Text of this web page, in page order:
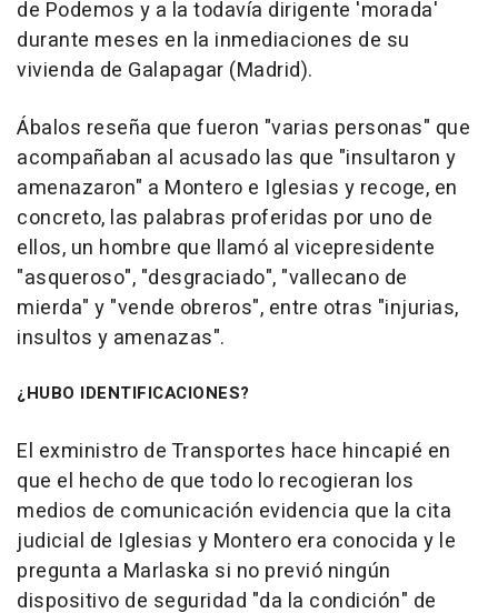
de Podemos y a la todavía dirigente 'morada'
durante meses en la inmediaciones de su
vivienda de Galapagar (Madrid).
Ábalos reseña que fueron "varias personas" que
acompañaban al acusado las que "insultaron y
amenazaron" a Montero e Iglesias y recoge, en
concreto, las palabras proferidas por uno de
ellos, un hombre que llamó al vicepresidente
"asqueroso", "desgraciado", "vallecano de
mierda" y "vende obreros", entre otras "injurias,
insultos y amenazas".
¿HUBO IDENTIFICACIONES?
El exministro de Transportes hace hincapié en
que el hecho de que todo lo recogieran los
medios de comunicación evidencia que la cita
judicial de Iglesias y Montero era conocida y le
pregunta a Marlaska si no previó ningún
dispositivo de seguridad "da la condición" de